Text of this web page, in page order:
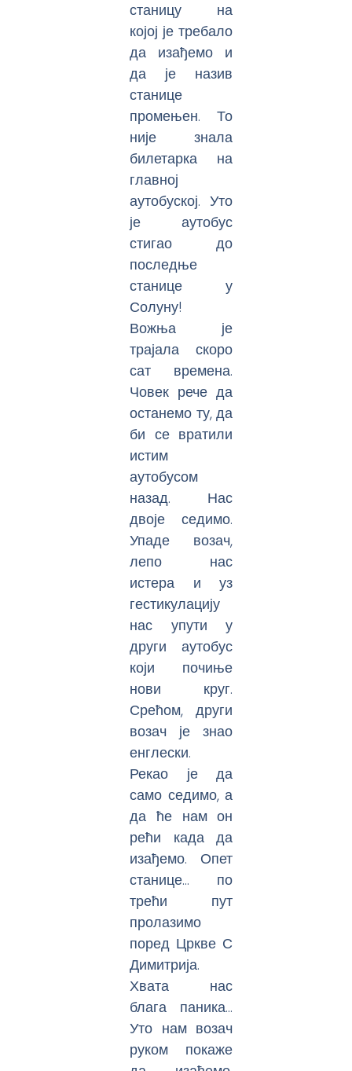
станицу на
којој је требало
да изађемо и
да је назив
станице
промењен. То
није знала
билетарка на
главној
аутобуској. Уто
је аутобус
стигао до
последње
станице у
Солуну!
Вожња је
трајала скоро
сат времена.
Човек рече да
останемо ту, да
би се вратили
истим
аутобусом
назад. Нас
двоје седимо.
Упаде возач,
лепо нас
истера и уз
гестикулацију
нас упути у
други аутобус
који почиње
нови круг.
Срећом, други
возач је знао
енглески.
Рекао је да
само седимо, а
да ће нам он
рећи када да
изађемо. Опет
станице… по
трећи пут
пролазимо
поред Цркве С
Димитрија.
Хвата нас
блага паника…
Уто нам возач
руком покаже